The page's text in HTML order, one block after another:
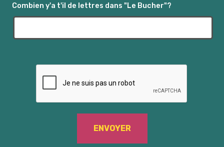
Combien y'a t'il de lettres dans "Le Bucher"?